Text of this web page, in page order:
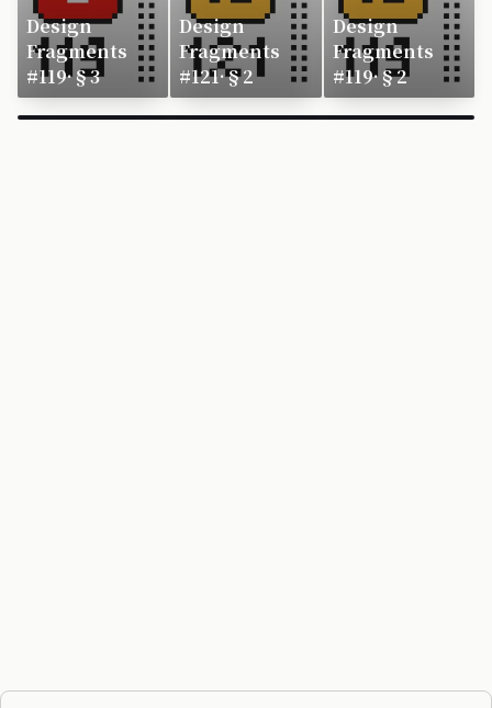
Design
Fragments
#119·§3
Design
Fragments
#121·§2
Design
Fragments
#119·§2